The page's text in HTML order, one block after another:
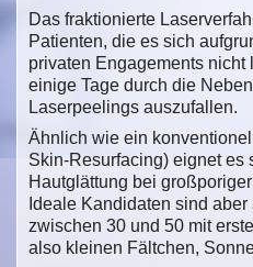
Das fraktionierte
Patienten, die es sich
privaten Engagements nicht
einige Tage durch die
Laserpeelings auszufallen.
Ähnlich wie ein
Skin-Resurfacing) eignet es
Hautglättung bei
Ideale Kandidaten sind
zwischen 30 und 50 mit
also kleinen Fältchen,